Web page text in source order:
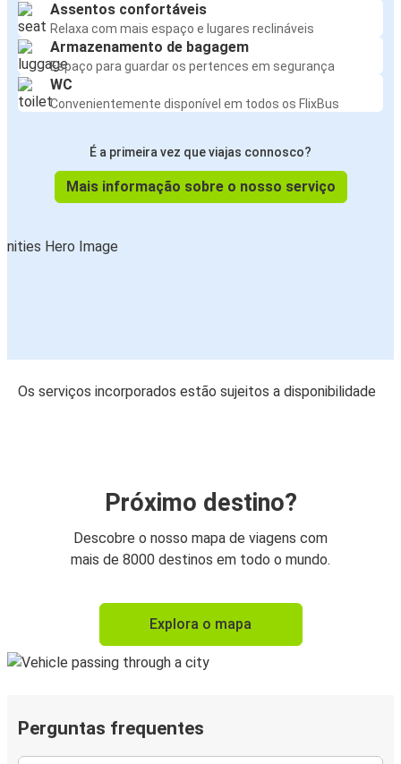
Assentos confortáveis
Relaxa com mais espaço e lugares reclináveis
Armazenamento de bagagem
Espaço para guardar os pertences em segurança
WC
Convenientemente disponível em todos os FlixBus
É a primeira vez que viajas connosco?
Mais informação sobre o nosso serviço
Os serviços incorporados estão sujeitos a disponibilidade
Próximo destino?
Descobre o nosso mapa de viagens com
mais de 8000 destinos em todo o mundo.
Explora o mapa
Perguntas frequentes